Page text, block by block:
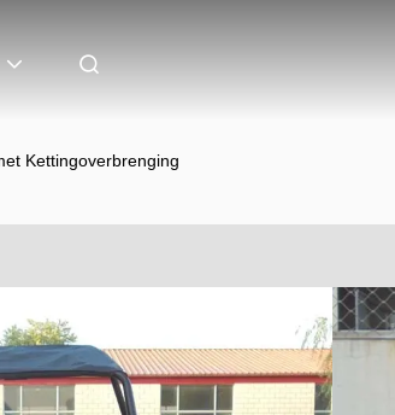
Kettingoverbrenging